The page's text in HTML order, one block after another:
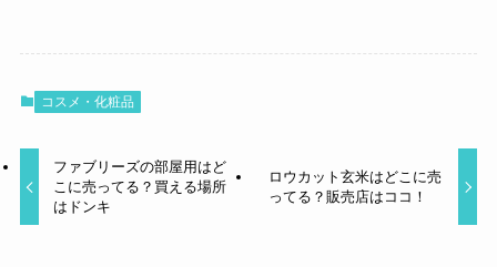
コスメ・化粧品
ファブリーズの部屋用はど
こに売ってる？買える場所
はドンキ
ロウカット玄米はどこに売
ってる？販売店はココ！